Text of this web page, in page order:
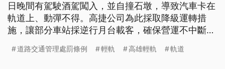
日晚間有駕駛酒駕闖入，並自撞石墩，導致汽車卡在
軌道上、動彈不得。高捷公司為此採取降級運轉措
施，讓部分車站採逆行月台載客，確保營運不中斷。
法》過失妨礙舟車行駛安全罪及公共危險罪，移送偵
道路交通管理處罰條例 輕軌 高雄輕軌 軌道